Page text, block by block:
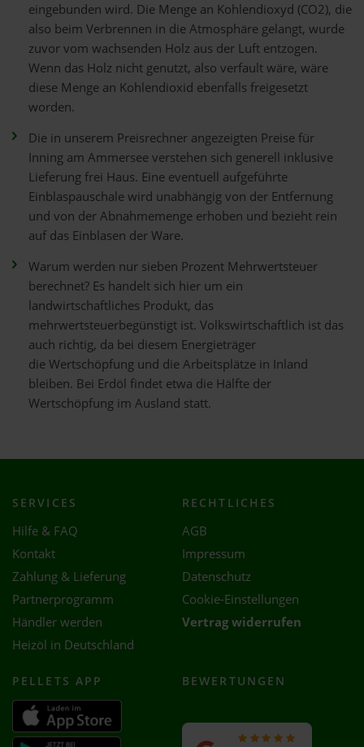
eingebunden wird. Die Menge an Kohlendioxyd (CO2), die
also beim Verbrennen in die Atmosphäre gelangt, wurde
zuvor vom wachsenden Holz aus der Luft entzogen.
Wenn das Holz nicht genutzt, also verfault wäre, wäre
diese Menge an Kohlendioxid ebenfalls freigesetzt
worden.
Die in unserem Preisrechner angezeigten Preise für
Inning am Ammersee verstehen sich generell inklusive
Lieferung frei Haus. Eine eventuell aufgeführte
Einblaspauschale wird unabhängig von der Entfernung
und von der Abnahmemenge erhoben und bezieht rein
auf das Einblasen der Ware.
Warum werden nur sieben Prozent Mehrwertsteuer
berechnet? Es handelt sich hier um ein
landwirtschaftliches Produkt, das
mehrwertsteuerbegünstigt ist. Volkswirtschaftlich ist das
auch richtig, da bei diesem Energieträger
die Wertschöpfung und die Arbeitsplätze in Inland
bleiben. Bei Erdöl findet etwa die Hälfte der
Wertschöpfung im Ausland statt.
SERVICES
Hilfe & FAQ
Kontakt
Zahlung & Lieferung
Partnerprogramm
Händler werden
Heizöl in Deutschland
RECHTLICHES
AGB
Impressum
Datenschutz
Cookie-Einstellungen
Vertrag widerrufen
PELLETS APP BEWERTUNGEN